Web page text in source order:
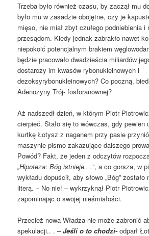
Trzeba było również czasu, by zaczął mu
było mu w zasadzie obojętne, czy je
mięso, nie miał zbyt czułego podniebienia i
przesądom. Kiedy jednak zabrakło nawet
niepokoić potencjalnym brakiem
będzie pracowało dwadzieścia miliardów
dostarczy im kwasów rybonukleinowych i
dezoksyrybonukleinowych? Co poczną,
Adenozyny Trój- fosforanownej?
Aż nadszedł dzień, w którym Piotr
cierpieć. Stało się to wówczas, gdy pewien
kurtkę Łotysz z naganem przy pasie
maszynie pismo zakazujące dalszego
Powód? Fakt, że jeden z odczytów
„Hipoteza: Bóg istnieje.. .”, a co gorsza, w
wykładu dopuścił, aby słowo „Bóg”
literą. – No nie! – wykrzyknął Piotr
zapominając o swojej nieśmiałości.
Przecież nowa Władza nie może zabronić
spekulacji.. .–Jeśli o to chodzi-odparł